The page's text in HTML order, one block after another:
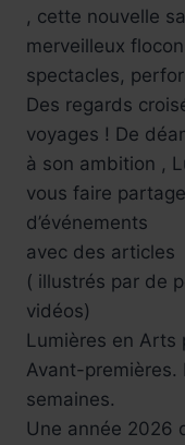
, cette nouvelle
merveilleux
spectacles,
Des regards
voyages ! De
à son ambition ,
vous faire
d’événements
avec des articles
( illustrés par de
vidéos)
Lumières en Arts
Avant-
semaines.
Une année 2026